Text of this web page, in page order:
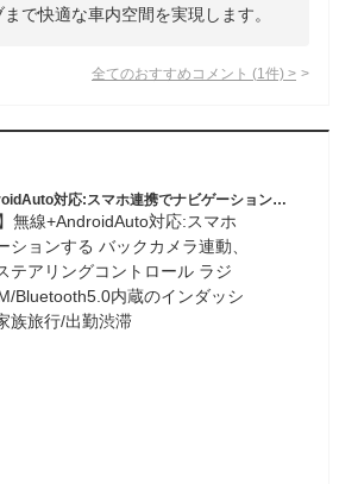
で快適な車内空間を実現します。
全てのおすすめコメント (1 件) >
【送料無料】無線+AndroidAuto対応:スマホ連携でナビゲーションする バックカメラ連動、映像出入力、ステアリングコントロール ラジオ/WIFI/FM/AM/Bluetooth5.0内蔵のインダッシュカーナビ｜家族旅行/出勤渋滞